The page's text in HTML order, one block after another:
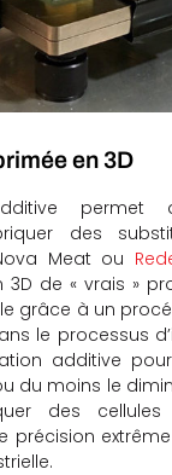
en 3D
permet
des
Meat ou
3D de « vrais »
grâce à un
le processus
additive
du moins le
des cellules
précision